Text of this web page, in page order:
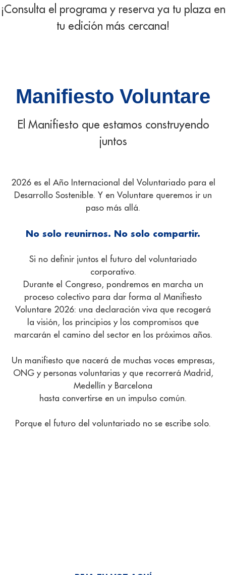
¡Consulta el programa y reserva ya tu plaza en
tu edición más cercana!
Manifiesto Voluntare
El Manifiesto que estamos construyendo
juntos
2026 es el Año Internacional del Voluntariado para el
Desarrollo Sostenible. Y en Voluntare queremos ir un
paso más allá.
No solo reunirnos. No solo compartir.
Si no definir juntos el futuro del voluntariado
corporativo.
Durante el Congreso, pondremos en marcha un
proceso colectivo para dar forma al Manifiesto
Voluntare 2026: una declaración viva que recogerá
la visión, los principios y los compromisos que
marcarán el camino del sector en los próximos años.
Un manifiesto que nacerá de muchas voces empresas,
ONG y personas voluntarias y que recorrerá Madrid,
Medellín y Barcelona
hasta convertirse en un impulso común.
Porque el futuro del voluntariado no se escribe solo.